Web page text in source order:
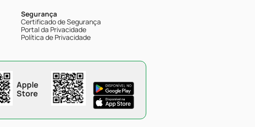
Segurança
Certificado de Segurança
Portal da Privacidade
Política de Privacidade
Apple
Store